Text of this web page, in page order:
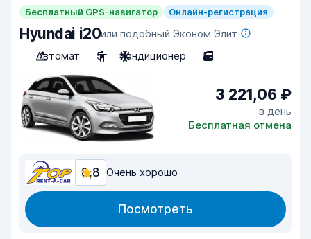
Бесплатный GPS-навигатор Онлайн-регистрация
Hyundai i20или подобный Эконом Элит
Автомат
5 Кондиционер 5
3 221,06 ₽
в день
Бесплатная отмена
8,8 Очень хорошо
Посмотреть